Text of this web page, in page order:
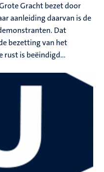
Gracht bezet door
aanleiding daarvan is de
Dat
bezetting van het
rust is beëindigd...